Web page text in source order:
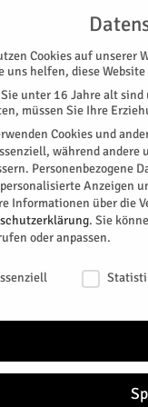
SPEZIAL E-
eines Teams mit
Liebe zu Wort und Bild
Cookies auf unserer
uns helfen, diese
unter 16 Jahre alt
müssen Sie Ihre
Cookies und
während andere
Personenbezogene
Anzeigen
Informationen über die
. Sie
oder anpassen.